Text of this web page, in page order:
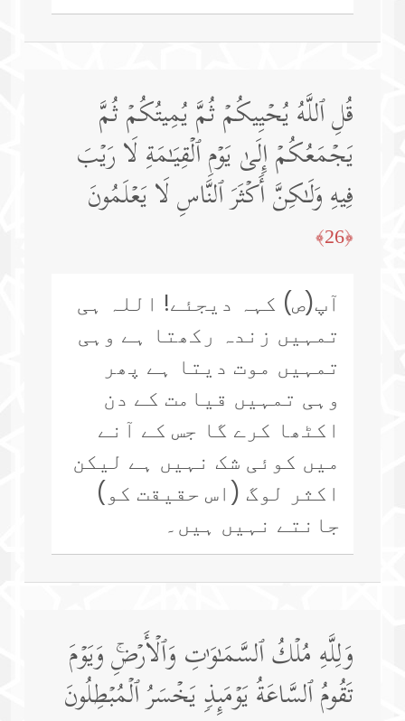
قُلِ ٱللَّهُ یُحۡیِیكُمۡ ثُمَّ یُمِیتُكُمۡ ثُمَّ
یَجۡمَعُكُمۡ إِلَىٰ یَوۡمِ ٱلۡقِیَـٰمَةِ لَا رَیۡبَ
فِیهِ وَلَـٰكِنَّ أَكۡثَرَ ٱلنَّاسِ لَا یَعۡلَمُونَ
﴿26﴾
آپ(ص) کہہ دیجئے! اللہ ہی
تمہیں زندہ رکھتا ہے وہی
تمہیں موت دیتا ہے پھر
وہی تمہیں قیامت کے دن
اکٹھا کرے گا جس کے آنے
میں کوئی شک نہیں ہے لیکن
اکثر لوگ (اس حقیقت کو)
جانتے نہیں ہیں۔
وَلِلَّهِ مُلۡكُ ٱلسَّمَـٰوَ ٰ⁠تِ وَٱلۡأَرۡضِۚ وَیَوۡمَ
تَقُومُ ٱلسَّاعَةُ یَوۡمَىِٕذࣲ یَخۡسَرُ ٱلۡمُبۡطِلُونَ